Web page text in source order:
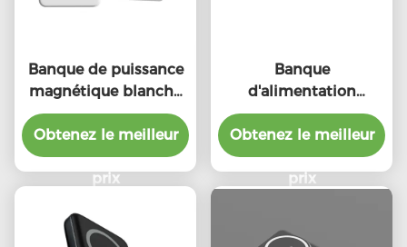
Banque de puissance
magnétique blanche
10000mAh Chargeur
magnétique portable
Obtenez le meilleur
prix
Banque
d'alimentation
magnétique sans fil
Portable Magsafe
Charger Banque
d'alimentation
Obtenez le meilleur
prix